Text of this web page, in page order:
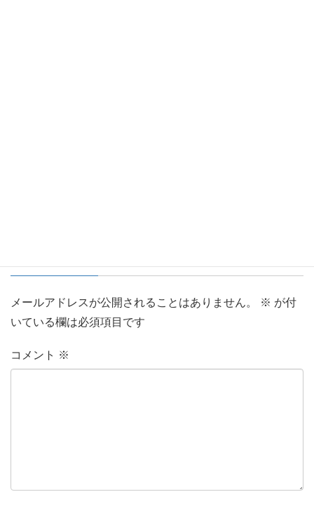
メールアドレスが公開されることはありません。 ※ が付
いている欄は必須項目です
コメント ※